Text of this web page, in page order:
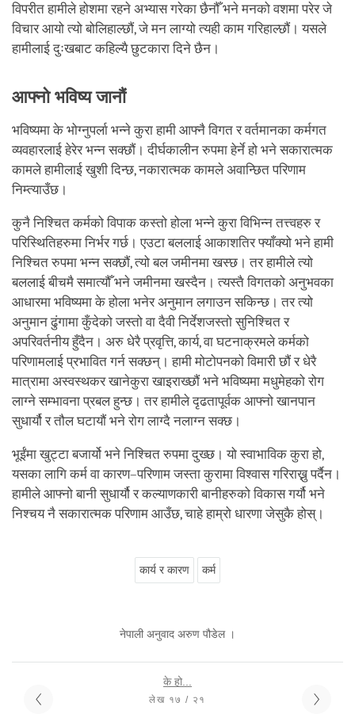
विपरीत हामीले होशमा रहने अभ्यास गरेका छैनौँ भने मनको वशमा परेर जे
विचार आयो त्यो बोलिहाल्छौं, जे मन लाग्यो त्यही काम गरिहाल्छौं। यसले
हामीलाई दुःखबाट कहिल्यै छुटकारा दिने छैन।
आफ्नो भविष्य जानौं
भविष्यमा के भोग्नुपर्ला भन्ने कुरा हामी आफ्नै विगत र वर्तमानका कर्मगत
व्यवहारलाई हेरेर भन्न सक्छौं। दीर्घकालीन रुपमा हेर्ने हो भने सकारात्मक
कामले हामीलाई खुशी दिन्छ, नकारात्मक कामले अवान्छित परिणाम
निम्त्याउँछ।
कुनै निश्चित कर्मको विपाक कस्तो होला भन्ने कुरा विभिन्न तत्त्वहरु र
परिस्थितिहरुमा निर्भर गर्छ। एउटा बललाई आकाशतिर फ्याँक्यो भने हामी
निश्चित रुपमा भन्न सक्छौं, त्यो बल जमीनमा खस्छ। तर हामीले त्यो
बललाई बीचमै समात्यौँ भने जमीनमा खस्दैन। त्यस्तै विगतको अनुभवका
आधारमा भविष्यमा के होला भनेर अनुमान लगाउन सकिन्छ। तर त्यो
अनुमान ढुंगामा कुँदेको जस्तो वा दैवी निर्देशजस्तो सुनिश्चित र
अपरिवर्तनीय हुँदैन। अरु धेरै प्रवृत्ति, कार्य, वा घटनाक्रमले कर्मको
परिणामलाई प्रभावित गर्न सक्छन्। हामी मोटोपनको विमारी छौं र धेरै
मात्रामा अस्वस्थकर खानेकुरा खाइराख्छौं भने भविष्यमा मधुमेहको रोग
लाग्ने सम्भावना प्रबल हुन्छ। तर हामीले दृढतापूर्वक आफ्नो खानपान
सुधार्यौ र तौल घटायौं भने रोग लाग्दै नलाग्न सक्छ।
भूईंमा खुट्टा बजार्यो भने निश्चित रुपमा दुख्छ। यो स्वाभाविक कुरा हो,
यसका लागि कर्म वा कारण–परिणाम जस्ता कुरामा विश्वास गरिराख्नु पर्दैन।
हामीले आफ्नो बानी सुधार्यौ र कल्याणकारी बानीहरुको विकास गर्यौ भने
निश्चय नै सकारात्मक परिणाम आउँछ, चाहे हाम्रो धारणा जेसुकै होस्।
कार्य र कारण कर्म
नेपाली अनुवाद अरुण पौडेल ।
के हो...
लेख १७ / २१